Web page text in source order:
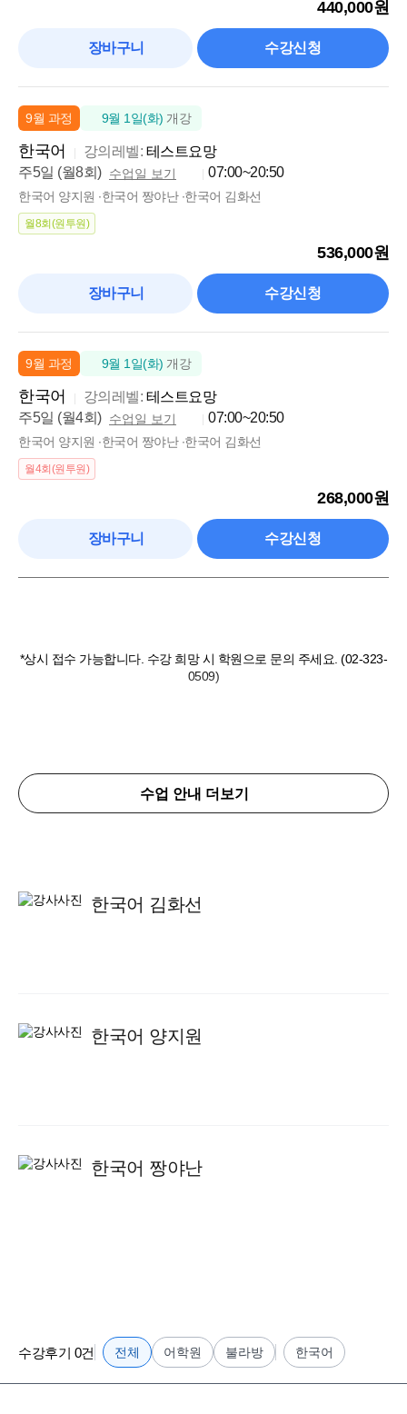
440,000원
장바구니 수강신청
9월 과정 9월 1일(화) 개강
한국어 강의레벨: 테스트요망
주5일 (월8회) 수업일 보기 07:00~20:50
한국어 양지원 ∙한국어 짱야난 ∙한국어 김화선
월8회(원투원)
536,000원
장바구니 수강신청
9월 과정 9월 1일(화) 개강
한국어 강의레벨: 테스트요망
주5일 (월4회) 수업일 보기 07:00~20:50
한국어 양지원 ∙한국어 짱야난 ∙한국어 김화선
월4회(원투원)
268,000원
장바구니 수강신청
*상시 접수 가능합니다. 수강 희망 시 학원으로 문의 주세요. (02-323-
0509)
수업 안내 더보기
한국어 김화선
한국어 양지원
한국어 짱야난
수강후기 0건 전체 어학원 불라방 한국어